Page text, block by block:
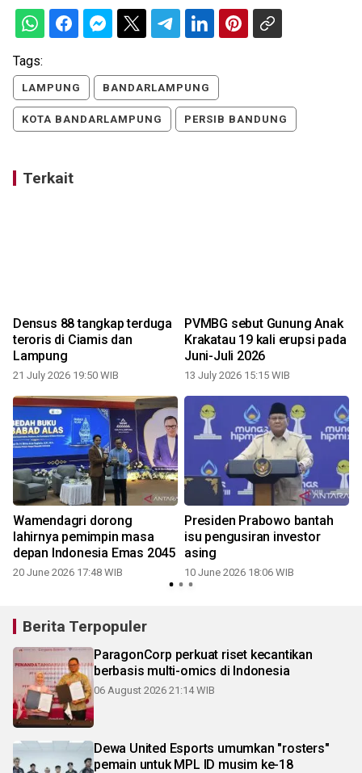
Tags:
LAMPUNG BANDARLAMPUNG
KOTA BANDARLAMPUNG PERSIB BANDUNG
Terkait
Densus 88 tangkap terduga
teroris di Ciamis dan
Lampung
21 July 2026 19:50 WIB
PVMBG sebut Gunung Anak
Krakatau 19 kali erupsi pada
Juni-Juli 2026
13 July 2026 15:15 WIB
Wamendagri dorong
lahirnya pemimpin masa
depan Indonesia Emas 2045
20 June 2026 17:48 WIB
Presiden Prabowo bantah
isu pengusiran investor
asing
10 June 2026 18:06 WIB
Berita Terpopuler
ParagonCorp perkuat riset kecantikan
berbasis multi-omics di Indonesia
06 August 2026 21:14 WIB
Dewa United Esports umumkan "rosters"
pemain untuk MPL ID musim ke-18